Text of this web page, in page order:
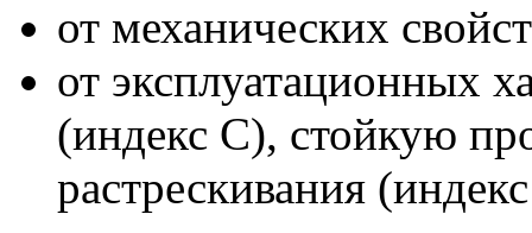
от механических
от эксплуатационных
(индекс С), стойкую
растрескивания